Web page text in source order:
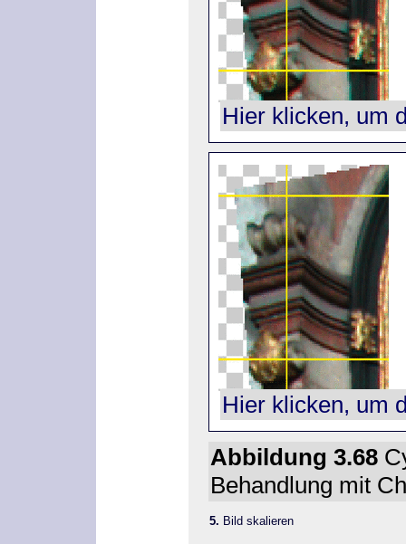
Hier klicken, um
Hier klicken, um
Abbildung 3.68
Behandlung mit
5. Bild skalieren